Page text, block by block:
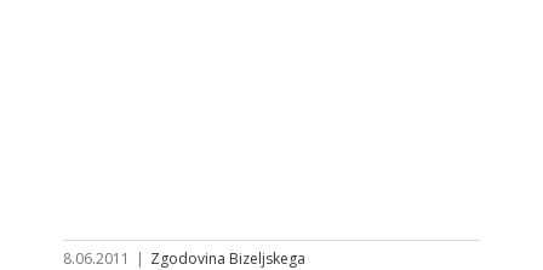
8.06.2011 | Zgodovina Bizeljskega